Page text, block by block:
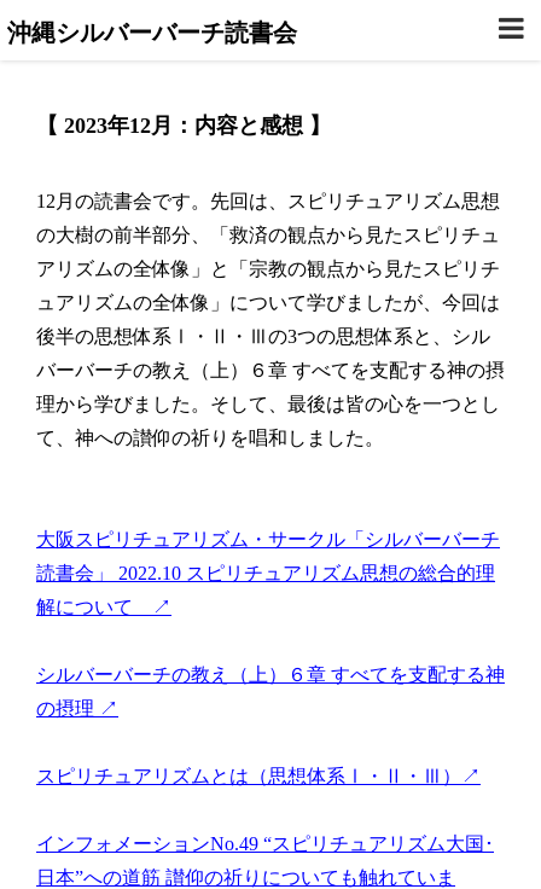
沖縄シルバーバーチ読書会
【 2023年12月：内容と感想 】
12月の読書会です。先回は、スピリチュアリズム思想
の大樹の前半部分、「救済の観点から見たスピリチュ
アリズムの全体像」と「宗教の観点から見たスピリチ
ュアリズムの全体像」について学びましたが、今回は
後半の思想体系Ⅰ・Ⅱ・Ⅲの3つの思想体系と、シル
バーバーチの教え（上）６章 すべてを支配する神の摂
理から学びました。そして、最後は皆の心を一つとし
て、神への讃仰の祈りを唱和しました。
大阪スピリチュアリズム・サークル「シルバーバーチ
読書会」 2022.10 スピリチュアリズム思想の総合的理
解について ↗
シルバーバーチの教え（上）６章 すべてを支配する神
の摂理 ↗
スピリチュアリズムとは（思想体系Ⅰ・Ⅱ・Ⅲ）↗
インフォメーションNo.49 “スピリチュアリズム大国･
日本”への道筋 讃仰の祈りについても触れていま